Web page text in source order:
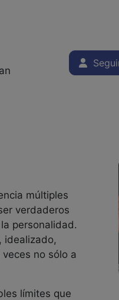
múltiples
verdaderos
personalidad.
idealizado,
no sólo a
límites que